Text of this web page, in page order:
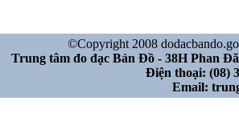
©Copyright 2008
Trung tâm đo đạc Bản Đồ - 38H Phan
Điện thoại: (08)
Email: